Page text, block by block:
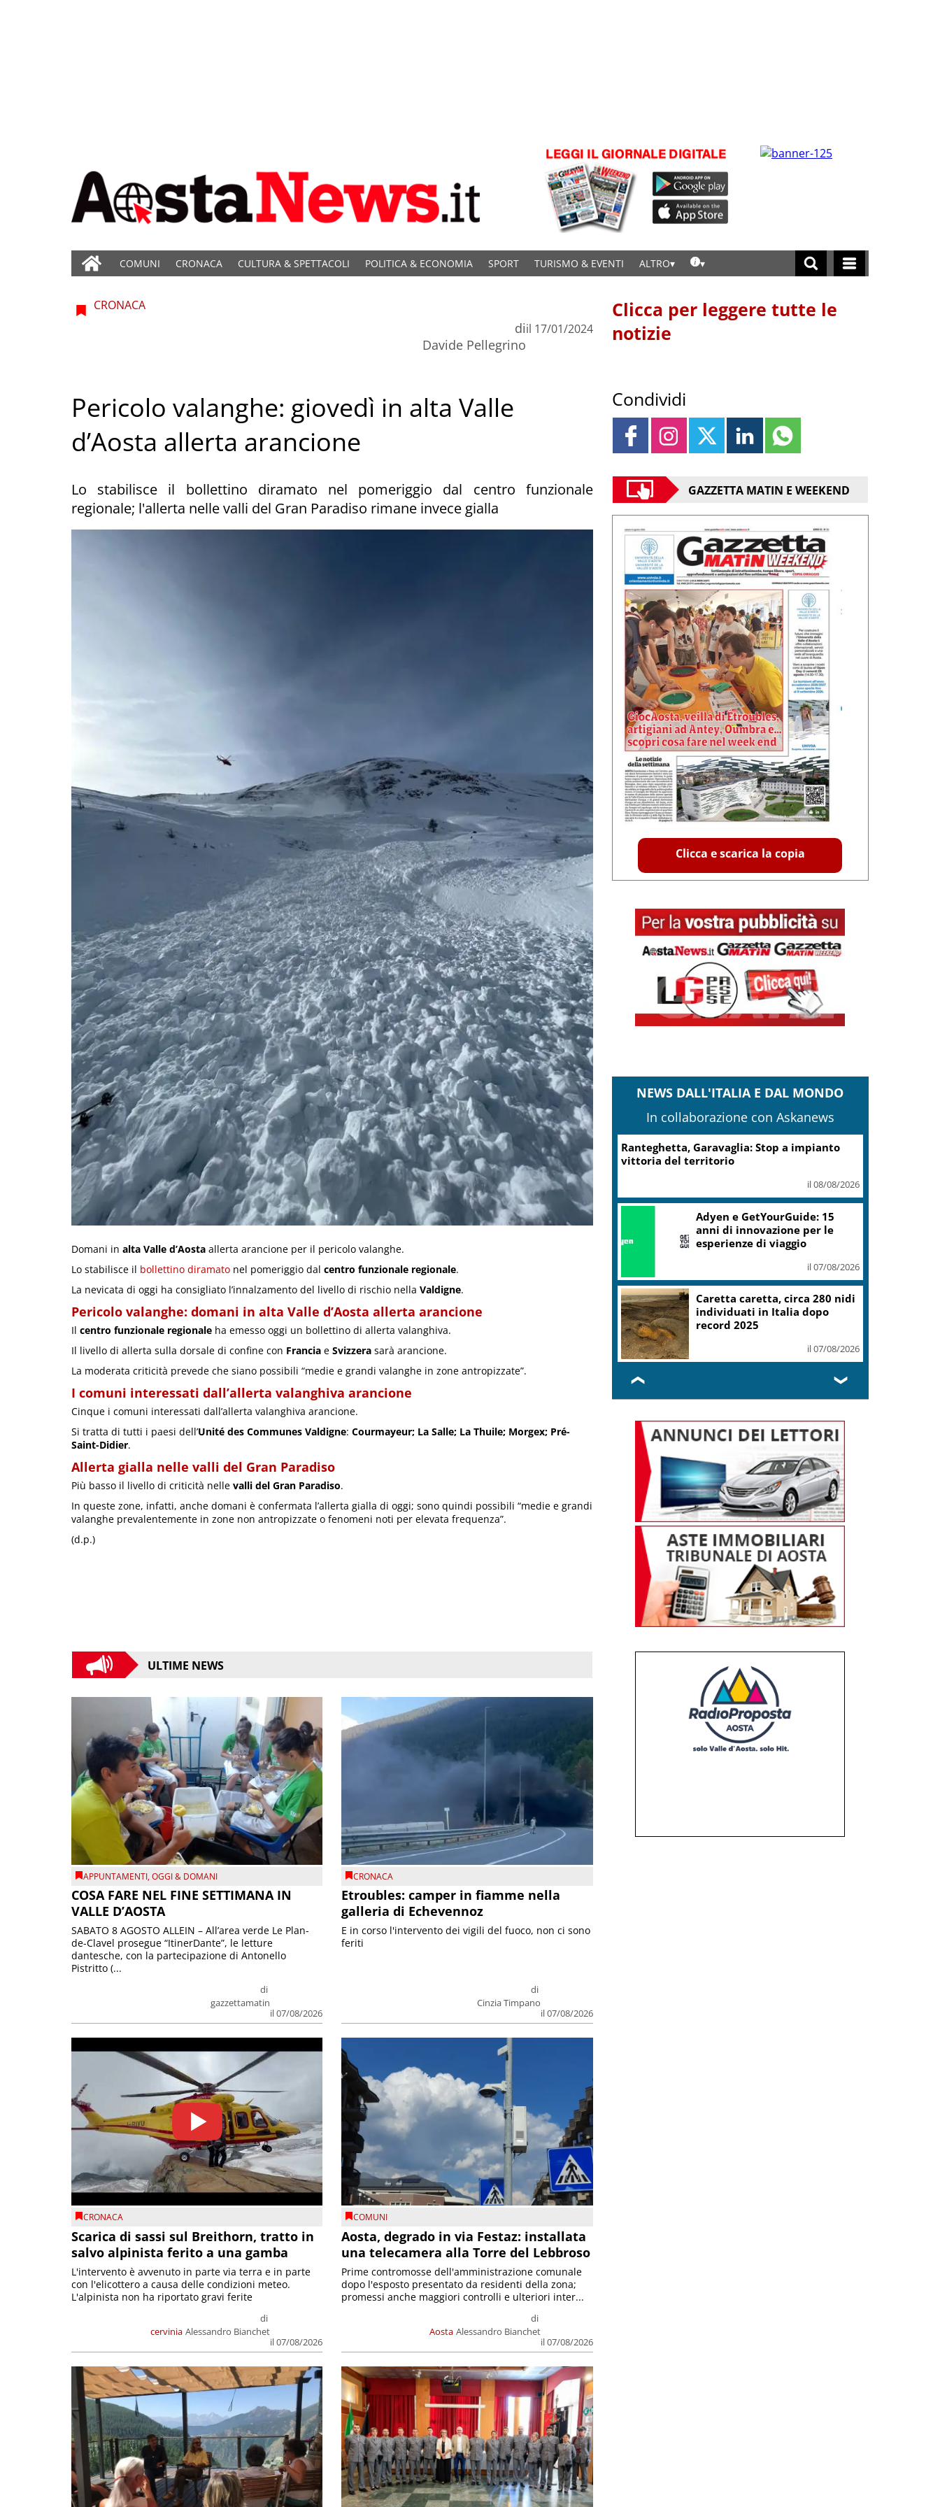
COMUNI CRONACA CULTURA & SPETTACOLI POLITICA & ECONOMIA SPORT TURISMO & EVENTI ALTRO
CRONACA
di
Davide Pellegrino
il 17/01/2024
Pericolo valanghe: giovedì in alta Valle
d’Aosta allerta arancione
Lo stabilisce il bollettino diramato nel pomeriggio dal centro funzionale
regionale; l'allerta nelle valli del Gran Paradiso rimane invece gialla
Domani in alta Valle d’Aosta allerta arancione per il pericolo valanghe.
Lo stabilisce il bollettino diramato nel pomeriggio dal centro funzionale regionale.
La nevicata di oggi ha consigliato l’innalzamento del livello di rischio nella Valdigne.
Pericolo valanghe: domani in alta Valle d’Aosta allerta arancione
Il centro funzionale regionale ha emesso oggi un bollettino di allerta valanghiva.
Il livello di allerta sulla dorsale di confine con Francia e Svizzera sarà arancione.
La moderata criticità prevede che siano possibili “medie e grandi valanghe in zone antropizzate”.
I comuni interessati dall’allerta valanghiva arancione
Cinque i comuni interessati dall’allerta valanghiva arancione.
Si tratta di tutti i paesi dell’Unité des Communes Valdigne: Courmayeur; La Salle; La Thuile; Morgex; Pré-
Saint-Didier.
Allerta gialla nelle valli del Gran Paradiso
Più basso il livello di criticità nelle valli del Gran Paradiso.
In queste zone, infatti, anche domani è confermata l’allerta gialla di oggi; sono quindi possibili “medie e grandi
valanghe prevalentemente in zone non antropizzate o fenomeni noti per elevata frequenza”.
(d.p.)
ULTIME NEWS
APPUNTAMENTI,OGGI & DOMANI
COSA FARE NEL FINE SETTIMANA IN
VALLE D’AOSTA
di
gazzettamatin
il 07/08/2026
SABATO 8 AGOSTO ALLEIN – All’area verde Le Plan-
de-Clavel prosegue “ItinerDante”, le letture
dantesche, con la partecipazione di Antonello
Pistritto (...
CRONACA
Etroubles: camper in fiamme nella
galleria di Echevennoz
di
Cinzia Timpano
il 07/08/2026
E in corso l'intervento dei vigili del fuoco, non ci sono
feriti
CRONACA
Scarica di sassi sul Breithorn, tratto in
salvo alpinista ferito a una gamba
cervinia
di
Alessandro Bianchet
il 07/08/2026
L'intervento è avvenuto in parte via terra e in parte
con l'elicottero a causa delle condizioni meteo.
L'alpinista non ha riportato gravi ferite
COMUNI
Aosta, degrado in via Festaz: installata
una telecamera alla Torre del Lebbroso
Aosta
di
Alessandro Bianchet
il 07/08/2026
Prime contromosse dell'amministrazione comunale
dopo l'esposto presentato da residenti della zona;
promessi anche maggiori controlli e ulteriori inter...
Clicca per leggere tutte le
notizie
Condividi
GAZZETTA MATIN E WEEKEND
Clicca e scarica la copia
NEWS DALL'ITALIA E DAL MONDO
In collaborazione con Askanews
Ranteghetta, Garavaglia: Stop a impianto
vittoria del territorio
il 08/08/2026
Adyen e GetYourGuide: 15
anni di innovazione per le
esperienze di viaggio
il 07/08/2026
Caretta caretta, circa 280 nidi
individuati in Italia dopo
record 2025
il 07/08/2026
❮ ❯